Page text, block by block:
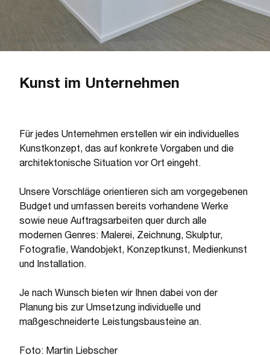
Kunst im Unternehmen
Für jedes Unternehmen erstellen wir ein individuelles
Kunstkonzept, das auf konkrete Vorgaben und die
architektonische Situation vor Ort eingeht.
Unsere Vorschläge orientieren sich am vorgegebenen
Budget und umfassen bereits vorhandene Werke
sowie neue Auftragsarbeiten quer durch alle
modernen Genres: Malerei, Zeichnung, Skulptur,
Fotografie, Wandobjekt, Konzeptkunst, Medienkunst
und Installation.
Je nach Wunsch bieten wir Ihnen dabei von der
Planung bis zur Umsetzung individuelle und
maßgeschneiderte Leistungsbausteine an.
Foto: Martin Liebscher